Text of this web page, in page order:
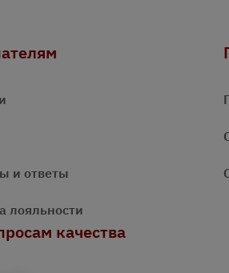
и ответы
лояльности
качества